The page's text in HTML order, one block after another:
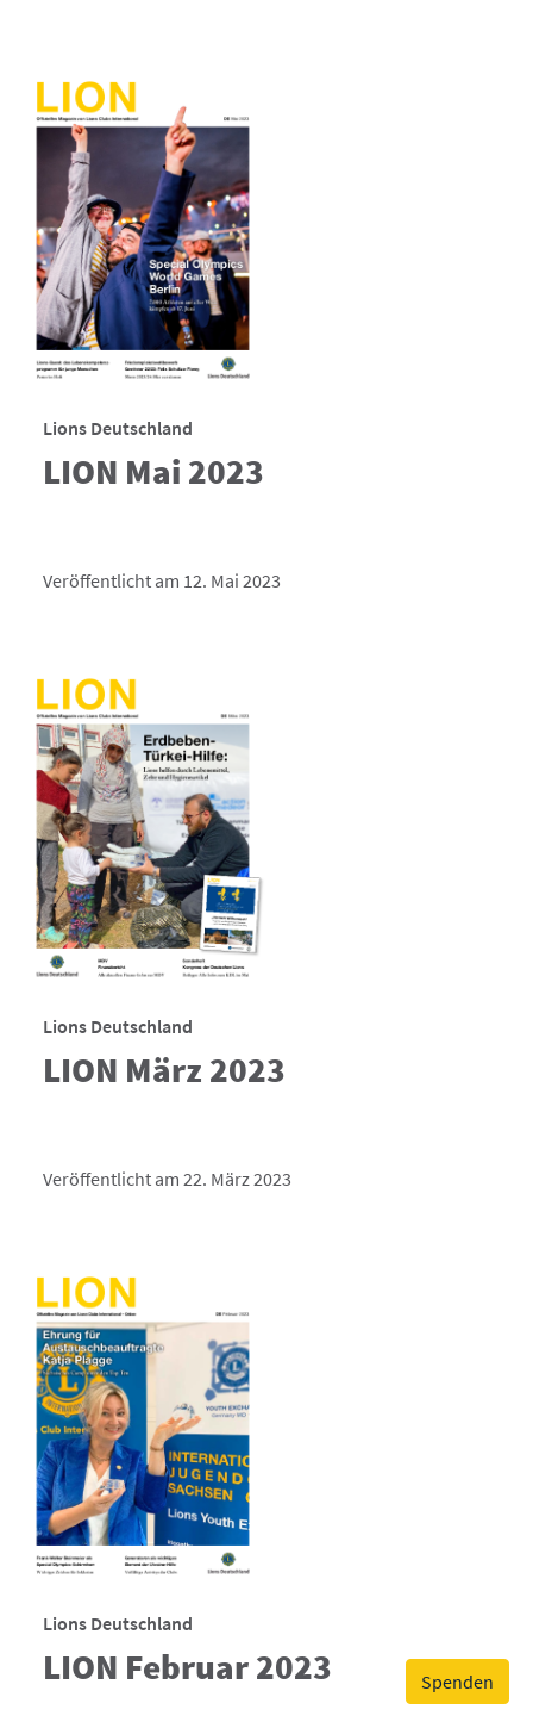
Spenden
Lions Deutschland
LION Mai 2023
Veröffentlicht am 12. Mai 2023
Lions Deutschland
LION März 2023
Veröffentlicht am 22. März 2023
Lions Deutschland
LION Februar 2023